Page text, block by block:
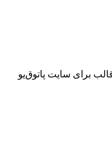
برای سایت پاتوق‌یو